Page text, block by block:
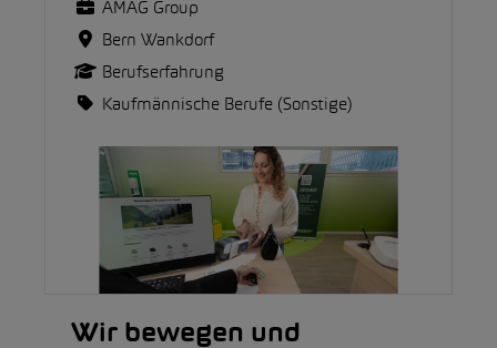
AMAG Group
Bern Wankdorf
Berufserfahrung
Kaufmännische Berufe (Sonstige)
Wir bewegen und